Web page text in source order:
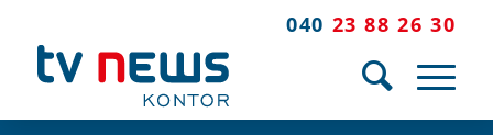
040 23 88 26 30